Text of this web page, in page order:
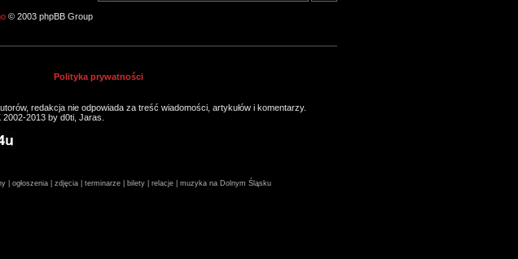
© 2003 phpBB Group
Polityka prywatności
redakcja nie odpowiada za treść wiadomości, artykułów i komentarzy.
2013 by d0ti, Jaras.
| ogłoszenia | zdjęcia | terminarze | bilety | relacje | muzyka na Dolnym Śląsku